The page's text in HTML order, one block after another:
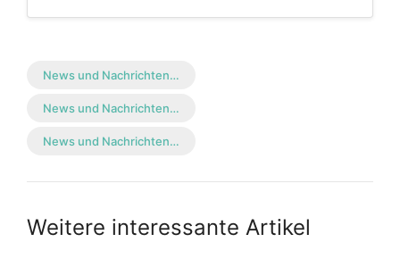
News und Nachrichten…
News und Nachrichten…
News und Nachrichten…
Weitere interessante Artikel